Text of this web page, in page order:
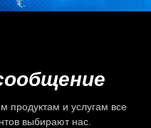
продуктам и услугам все
выбирают нас.